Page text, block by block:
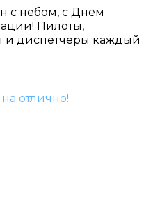
с небом, с Днём
Пилоты,
и диспетчеры каждый
отлично!